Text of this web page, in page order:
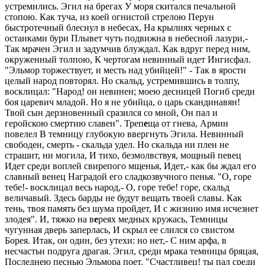
устремились. Эгил на брегах У моря скитался печальной
стопою. Как туча, из коей огнистой стрелою Перун
быстротечный блеснул в небесах, На крылиях черных с
останками бури Плывет чуть подвижна в небесной лазури,-
Так мрачен Эгил и задумчив блуждал. Как вдруг перед ним,
окруженный толпою, К чертогам невинный идет Ингисфал.
"Эльмор торжествует, и месть над убийцей!" - Так в ярости
целый народ повторял. Но скальд, устремившись в толпу,
восклицал: "Народ! он невинен; моею десницей Погиб среди
боя царевич младой. Но я не убийца, о царь скандинавян!
Твой сын дерзновенный сразился со мной, Он пал и
геройскою смертию славен". Трепеща от гнева, Армин
повелел В темницу глубокую ввергнуть Эгила. Невинный
свободен, смерть - скальда удел. Но скальда ни плен не
страшит, ни могила, И тихо, безмолвствуя, мощный певец
Идет среди воплей свирепого мщенья, Идет,- как бы ждал его
славный венец Наградой его сладкозвучного пенья. "О, горе
тебе!- восклицал весь народ,- О, горе тебе! горе, скальд
величавый. Здесь барды не будут вещать твоей славы. Как
тень, твоя память без шума пройдет, И с жизнию имя исчезнет
злодея". И, тяжко на вереях медных кружась, Темницы
чугунная дверь заперлась, И скрыл ее слился со свистом
Борея. Итак, он один, без утехи: но нет,- С ним арфа, в
несчастьи подруга драгая. Эгил, среди мрака темницы бряцая,
Последнею песнью Эльмора поет. "Счастливец! ты пал среди